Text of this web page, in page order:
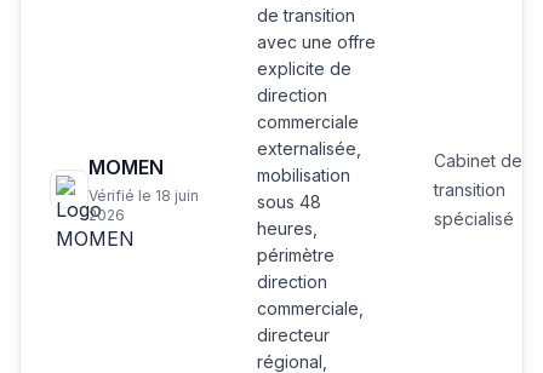
MOMEN
Vérifié le 18 juin
2026
de transition
avec une offre
explicite de
direction
commerciale
externalisée,
mobilisation
sous 48
heures,
périmètre
direction
commerciale,
directeur
régional,
Cabinet de
transition
spécialisé